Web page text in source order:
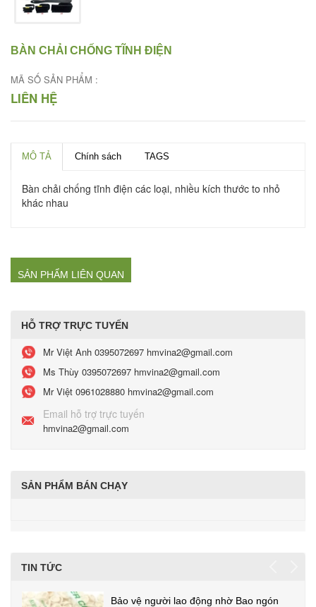
BÀN CHẢI CHỐNG TĨNH ĐIỆN
MÃ SỐ SẢN PHẨM :
LIÊN HỆ
MÔ TẢ Chính sách TAGS
Bàn chải chống tĩnh điện các loại, nhiều kích thước to nhỏ
khác nhau
SẢN PHẨM LIÊN QUAN
HỖ TRỢ TRỰC TUYẾN
Mr Việt Anh 0395072697 hmvina2@gmail.com
Ms Thùy 0395072697 hmvina2@gmail.com
Mr Việt 0961028880 hmvina2@gmail.com
Email hỗ trợ trực tuyến
hmvina2@gmail.com
SẢN PHẨM BÁN CHẠY
TIN TỨC
Bảo vệ người lao động nhờ Bao ngón